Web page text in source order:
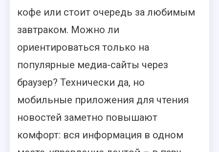
кофе или стоит очередь за любимым
завтраком. Можно ли
ориентироваться только на
популярные медиа-сайты через
браузер? Технически да, но
мобильные приложения для чтения
новостей заметно повышают
комфорт: вся информация в одном